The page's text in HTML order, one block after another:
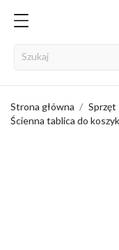
Strona główna
Ścienna tablica do